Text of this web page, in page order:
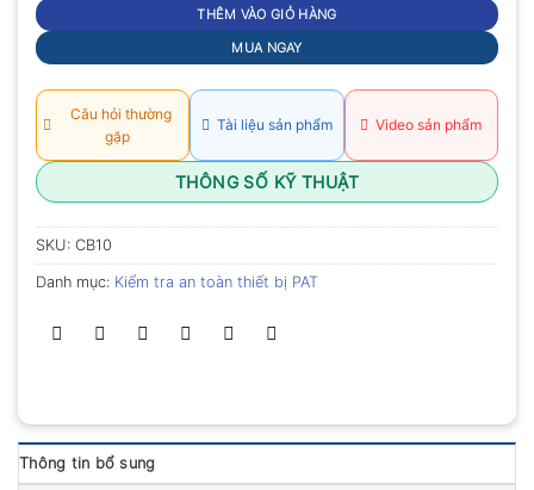
THÊM VÀO GIỎ HÀNG
MUA NGAY
Câu hỏi thường
gặp
Tài liệu sản phẩm Video sản phẩm
THÔNG SỐ KỸ THUẬT
SKU: CB10
Danh mục: Kiểm tra an toàn thiết bị PAT
Thông tin bổ sung